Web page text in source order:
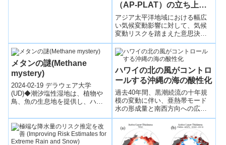
（AP-PLAT）の立ち上げ
について
アジア太平洋地域における幅広
い気候変動影響に対して、気候
変動リスクを踏まえた意思決定
と実効性の高い適応を支援する
ために構築された。科学的知見
や有用なツールを共創する実用
的なパートナーシップを構築す
る。
メタンの謎(Methane
mystery)
2024-02-19 デラウェア大学
(UD)◆潮汐塩性湿地は、植物や
鳥、魚の生息地を提供し、ハリ
も果たす。これらの湿地は温室
効果ガ...
ハワイの北の風がコントロ
ールする沖縄の海の酸性化
過去40年間、黒潮続流の十年規
模の変動に伴い、亜熱帯モード
水の形成量と南西方向への広が
りが変動し、それによって日本
の南の海域における海洋酸性化
速度が十年規模で変動している
ことを明らかにした。